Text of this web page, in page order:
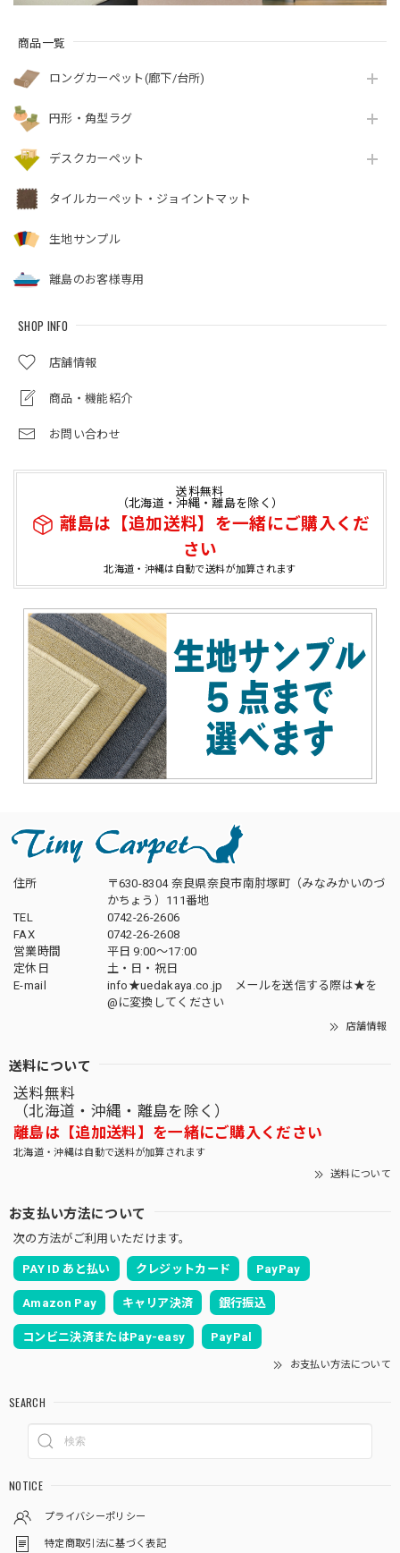
商品一覧
ロングカーペット(廊下/台所)
円形・角型ラグ
デスクカーペット
タイルカーペット・ジョイントマット
生地サンプル
離島のお客様専用
SHOP INFO
店舗情報
商品・機能紹介
お問い合わせ
送料無料
（北海道・沖縄・離島を除く）
離島は【追加送料】を一緒にご購入くだ
さい
北海道・沖縄は自動で送料が加算されます
住所
〒630-8304 奈良県奈良市南肘塚町（みなみかいのづ
かちょう）111番地
TEL
0742-26-2606
FAX
0742-26-2608
営業時間
平日 9:00～17:00
定休日
土・日・祝日
E-mail
info★uedakaya.co.jp メールを送信する際は★を
@に変換してください
店舗情報
送料について
送料無料
（北海道・沖縄・離島を除く）
離島は【追加送料】を一緒にご購入ください
北海道・沖縄は自動で送料が加算されます
送料について
お支払い方法について
次の方法がご利用いただけます。
PAY ID あと払い クレジットカード PayPay
Amazon Pay キャリア決済 銀行振込
コンビニ決済またはPay-easy PayPal
お支払い方法について
SEARCH
NOTICE
プライバシーポリシー
特定商取引法に基づく表記